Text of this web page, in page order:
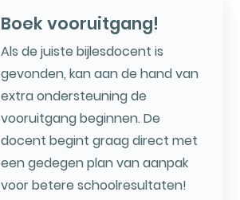
Boek vooruitgang!
Als de juiste bijlesdocent is
gevonden, kan aan de hand van
extra ondersteuning de
vooruitgang beginnen. De
docent begint graag direct met
een gedegen plan van aanpak
voor betere schoolresultaten!